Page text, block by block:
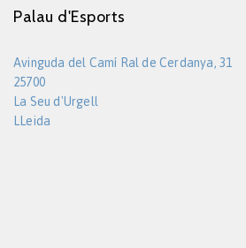
Palau d'Esports
Avinguda del Camí Ral de Cerdanya, 31
25700
La Seu d'Urgell
LLeida